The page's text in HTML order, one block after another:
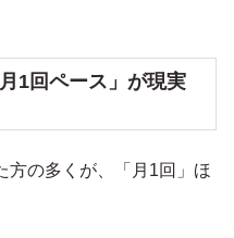
1回ペース」が現実
方の多くが、「月1回」ほ